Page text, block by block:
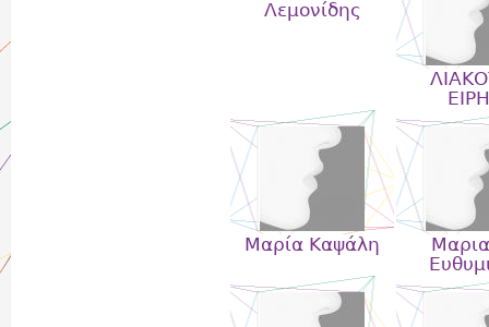
Λεμονίδης
Μαρία Καψάλη